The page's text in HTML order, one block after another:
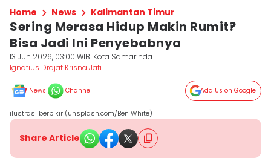
Home News Kalimantan Timur
Sering Merasa Hidup Makin Rumit?
Bisa Jadi Ini Penyebabnya
13 Jun 2026, 03:00 WIB Kota Samarinda
Ignatius Drajat Krisna Jati
News Channel Add Us on Google
ilustrasi berpikir (unsplash.com/Ben White)
Share Article